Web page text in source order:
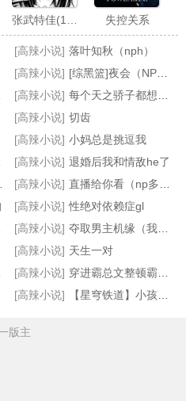
张武特佳(1v2) 失控关系
【纯百】折翼（严厉上司是小鸟） 黑金链
[高辣小说] 落叶知秋（nph）
[高辣小说] [综黑篮]夜会（NPH）
[高辣小说] 每个天之骄子都想强上我[np11男主]
[高辣小说] 切齿
[高辣小说] 小妈总是挑逗我
[高辣小说] 退婚后我和情敌he了
[高辣小说] 直播给你看（np多风味小饼干）
[高辣小说] 性绝对依赖症gl
[高辣小说] 夺取男主机缘（我求男主上我）
[高辣小说] 天生一对
[高辣小说] 穿进霸总文整顿霸总和他的小娇妻
[高辣小说] 【星穹铁道】小孩女鬼怪味纯爱
版主